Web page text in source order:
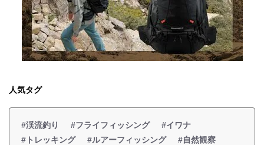
人気タグ
#渓流釣り #フライフィッシング
#イワナ
#トレッキング
#ルアーフィッシング
#自然観察